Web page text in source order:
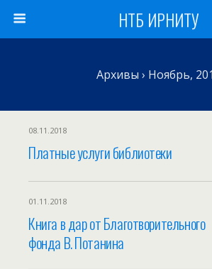
НТБ ИРНИТУ
Архивы › Ноябрь,
08.11.2018
Платные услуги библиотеки
01.11.2018
Книга в дар от Благотворительного
фонда В. Потанина